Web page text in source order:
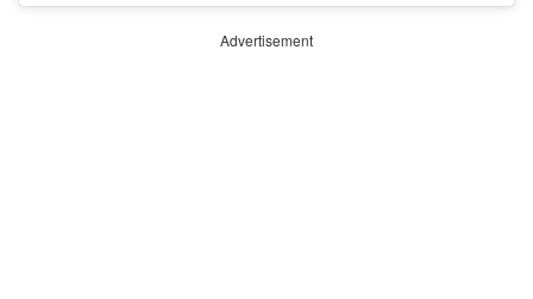
Advertisement